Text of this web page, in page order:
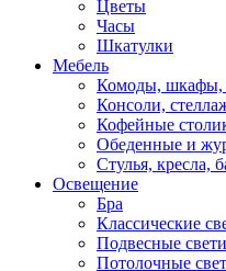
Цветы
Часы
Шкатулки
Мебель
Комоды, шкафы,
Консоли,
Кофейные
Обеденные и
Стулья, кресла,
Освещение
Бра
Классические
Подвесные
Потолочные